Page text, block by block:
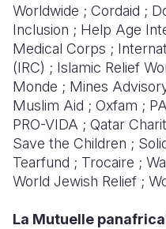
Worldwide ; Cordaid ;
Inclusion ; Help Age
Medical Corps ;
(IRC) ; Islamic Relief
Monde ; Mines
Muslim Aid ; Oxfam ;
PRO-VIDA ; Qatar
Save the Children ;
Tearfund ; Trocaire ;
World Jewish Relief ;
La Mutuelle